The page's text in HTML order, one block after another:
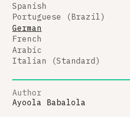
Spanish
Portuguese (Brazil)
German
French
Arabic
Italian (Standard)
Author
Ayoola Babalola